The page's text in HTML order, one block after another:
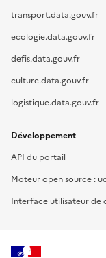
transport.data.gouv.fr
ecologie.data.gouv.fr
defis.data.gouv.fr
culture.data.gouv.fr
logistique.data.gouv.fr
Développement
API du portail
Moteur open source :
Interface utilisateur de